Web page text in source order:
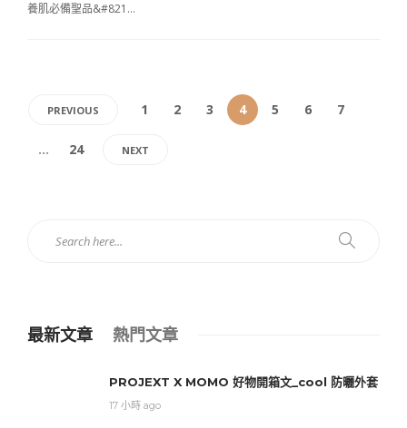
養肌必備聖品&#821…
PREVIOUS 1 2 3 4 5 6 7
... 24 NEXT
最新文章 熱門文章
PROJEXT X MOMO 好物開箱文_cool 防曬外套
17 小時 ago